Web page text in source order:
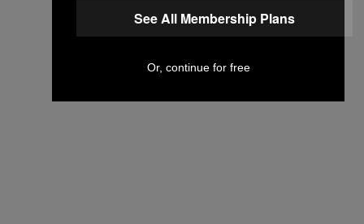
See All Membership Plans
Or, continue for free